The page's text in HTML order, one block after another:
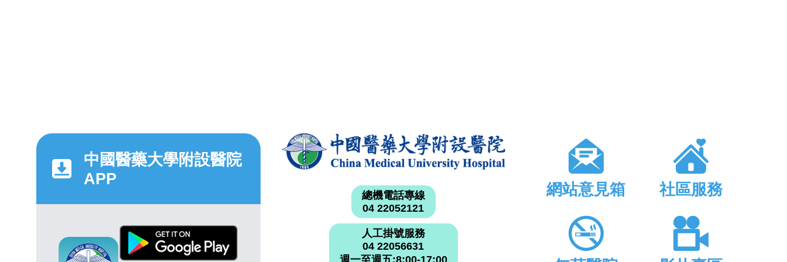
中國醫藥大學附設醫院
APP
總機電話專線
04 22052121
人工掛號服務
04 22056631
網站意見箱 社區服務